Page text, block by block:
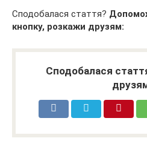
Сподобалася стаття?
кнопку, розкажи друзям:
Сподобалася